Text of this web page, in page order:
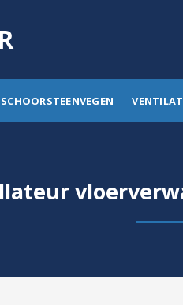
SCHOORSTEENVEGEN